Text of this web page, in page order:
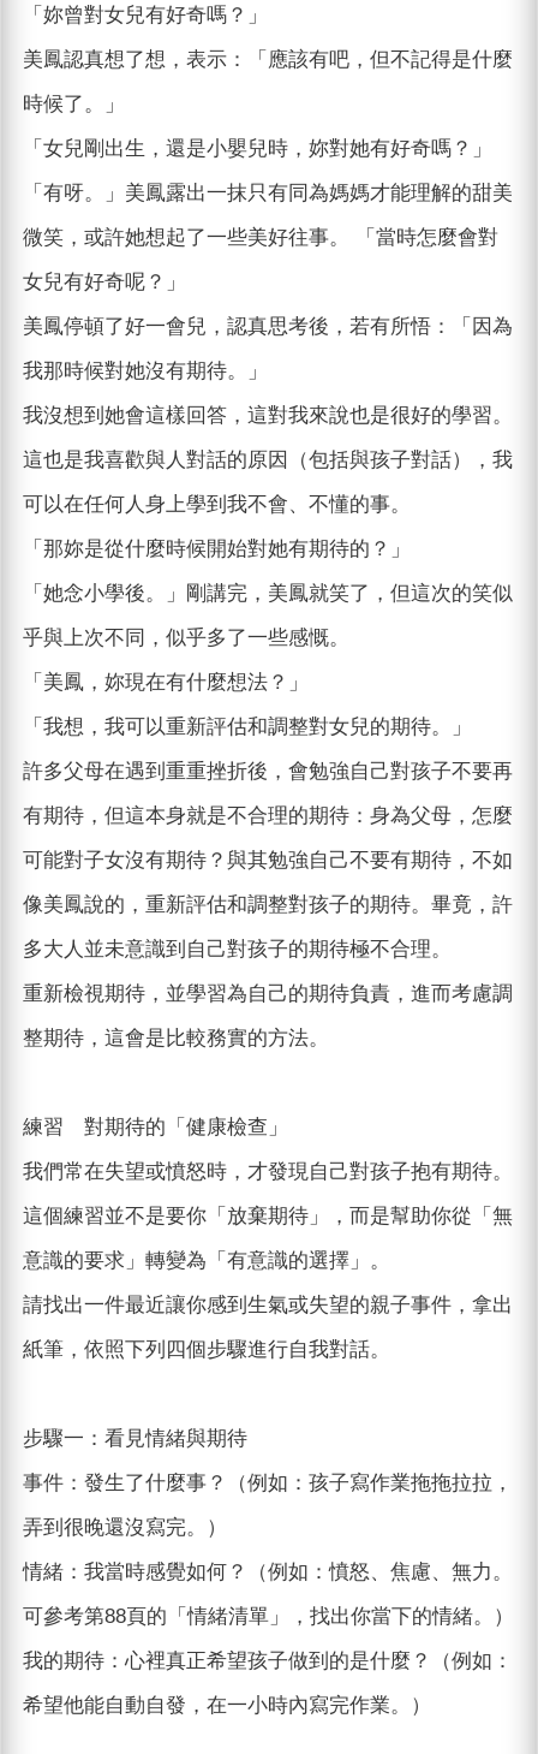
「妳曾對女兒有好奇嗎？」
美鳳認真想了想，表示：「應該有吧，但不記得是什麼
時候了。」
「女兒剛出生，還是小嬰兒時，妳對她有好奇嗎？」
「有呀。」美鳳露出一抹只有同為媽媽才能理解的甜美
微笑，或許她想起了一些美好往事。 「當時怎麼會對
女兒有好奇呢？」
美鳳停頓了好一會兒，認真思考後，若有所悟：「因為
我那時候對她沒有期待。」
我沒想到她會這樣回答，這對我來說也是很好的學習。
這也是我喜歡與人對話的原因（包括與孩子對話），我
可以在任何人身上學到我不會、不懂的事。
「那妳是從什麼時候開始對她有期待的？」
「她念小學後。」剛講完，美鳳就笑了，但這次的笑似
乎與上次不同，似乎多了一些感慨。
「美鳳，妳現在有什麼想法？」
「我想，我可以重新評估和調整對女兒的期待。」
許多父母在遇到重重挫折後，會勉強自己對孩子不要再
有期待，但這本身就是不合理的期待：身為父母，怎麼
可能對子女沒有期待？與其勉強自己不要有期待，不如
像美鳳說的，重新評估和調整對孩子的期待。畢竟，許
多大人並未意識到自己對孩子的期待極不合理。
重新檢視期待，並學習為自己的期待負責，進而考慮調
整期待，這會是比較務實的方法。
練習 對期待的「健康檢查」
我們常在失望或憤怒時，才發現自己對孩子抱有期待。
這個練習並不是要你「放棄期待」，而是幫助你從「無
意識的要求」轉變為「有意識的選擇」。
請找出一件最近讓你感到生氣或失望的親子事件，拿出
紙筆，依照下列四個步驟進行自我對話。
步驟一：看見情緒與期待
事件：發生了什麼事？（例如：孩子寫作業拖拖拉拉，
弄到很晚還沒寫完。）
情緒：我當時感覺如何？（例如：憤怒、焦慮、無力。
可參考第88頁的「情緒清單」，找出你當下的情緒。）
我的期待：心裡真正希望孩子做到的是什麼？（例如：
希望他能自動自發，在一小時內寫完作業。）